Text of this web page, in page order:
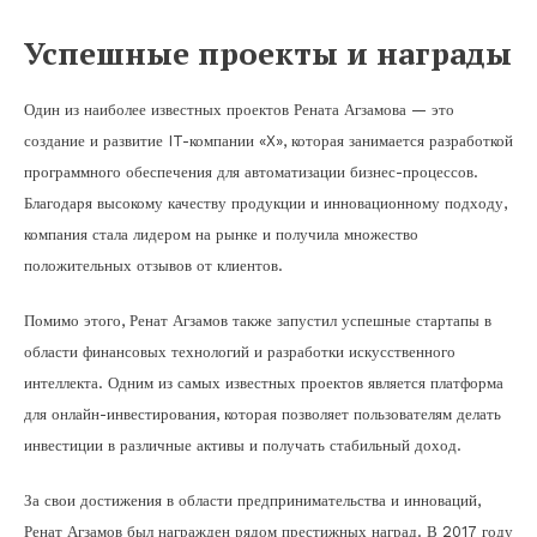
Успешные проекты и награды
Один из наиболее известных проектов Рената Агзамова — это
создание и развитие IT-компании «X», которая занимается разработкой
программного обеспечения для автоматизации бизнес-процессов.
Благодаря высокому качеству продукции и инновационному подходу,
компания стала лидером на рынке и получила множество
положительных отзывов от клиентов.
Помимо этого, Ренат Агзамов также запустил успешные стартапы в
области финансовых технологий и разработки искусственного
интеллекта. Одним из самых известных проектов является платформа
для онлайн-инвестирования, которая позволяет пользователям делать
инвестиции в различные активы и получать стабильный доход.
За свои достижения в области предпринимательства и инноваций,
Ренат Агзамов был награжден рядом престижных наград. В 2017 году